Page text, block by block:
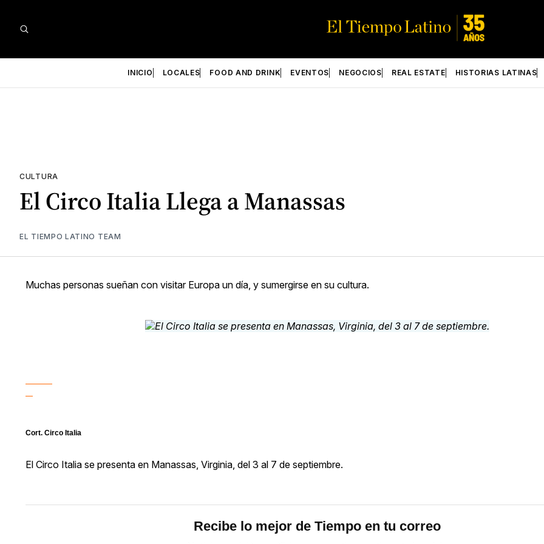
INICIO LOCALES FOOD AND DRINK EVENTOS NEGOCIOS REAL ESTATE HISTORIAS LATINAS
CULTURA
El Circo Italia Llega a Manassas
EL TIEMPO LATINO TEAM
Muchas personas sueñan con visitar Europa un día, y sumergirse en su cultura.
Cort. Circo Italia
El Circo Italia se presenta en Manassas, Virginia, del 3 al 7 de septiembre.
Recibe lo mejor de Tiempo en tu correo